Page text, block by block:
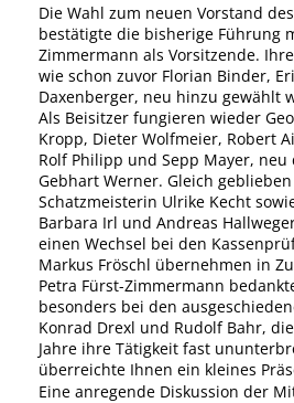
Die Wahl zum neuen Vorstand
bestätigte die bisherige Führung
Zimmermann als Vorsitzende.
wie schon zuvor Florian Binder,
Daxenberger, neu hinzu gewählt
Als Beisitzer fungieren wieder
Kropp, Dieter Wolfmeier, Robert
Rolf Philipp und Sepp Mayer, neu
Gebhart Werner. Gleich
Schatzmeisterin Ulrike Kecht
Barbara Irl und Andreas
einen Wechsel bei den
Markus Fröschl übernehmen in
Petra Fürst-Zimmermann
besonders bei den
Konrad Drexl und Rudolf Bahr,
Jahre ihre Tätigkeit fast
überreichte Ihnen ein kleines
Eine anregende Diskussion der